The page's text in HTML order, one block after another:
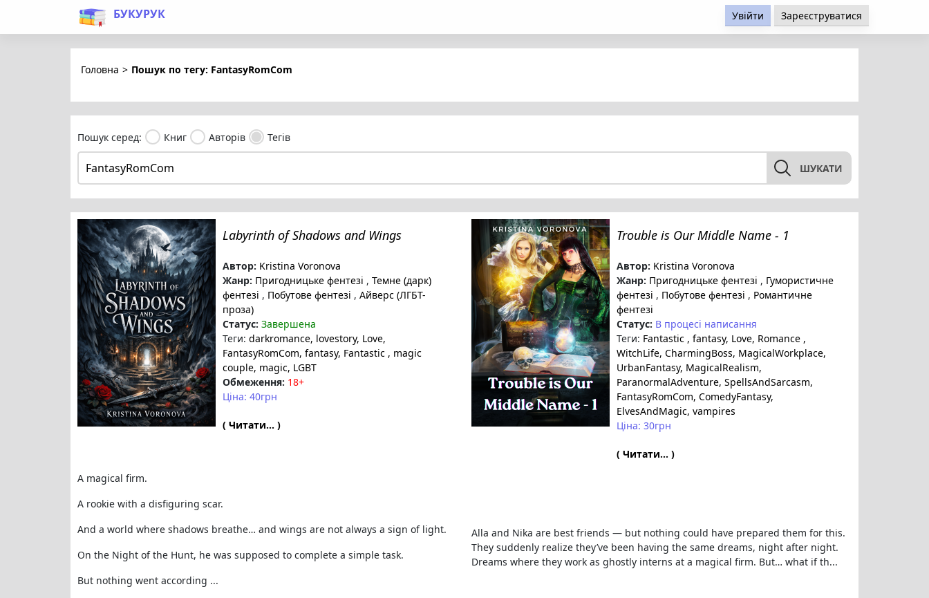
БУКУРУК Увійти Зареєструватися
Головна > Пошук по тегу: FantasyRomCom
Пошук серед: Книг Авторів Тегів
ШУКАТИ
Labyrinth of Shadows and Wings
Автор: Kristina Voronova
Жанр: Пригодницьке фентезі , Темне (дарк)
фентезі , Побутове фентезі , Айверс (ЛГБТ-
проза)
Статус: Завершена
Теги: darkromance, lovestory, Love,
FantasyRomCom, fantasy, Fantastic , magic
couple, magic, LGBT
Обмеження: 18+
Ціна: 40грн
( Читати... )
A magical firm.
A rookie with a disfiguring scar.
And a world where shadows breathe… and wings are not always a sign of light.
On the Night of the Hunt, he was supposed to complete a simple task.
But nothing went according ...
Trouble is Our Middle Name - 1
Автор: Kristina Voronova
Жанр: Пригодницьке фентезі , Гумористичне
фентезі , Побутове фентезі , Романтичне
фентезі
Статус: В процесі написання
Теги: Fantastic , fantasy, Love, Romance ,
WitchLife, CharmingBoss, MagicalWorkplace,
UrbanFantasy, MagicalRealism,
ParanormalAdventure, SpellsAndSarcasm,
FantasyRomCom, ComedyFantasy,
ElvesAndMagic, vampires
Ціна: 30грн
( Читати... )
Alla and Nika are best friends — but nothing could have prepared them for this.
They suddenly realize they’ve been having the same dreams, night after night.
Dreams where they work as ghostly interns at a magical firm. But… what if th...